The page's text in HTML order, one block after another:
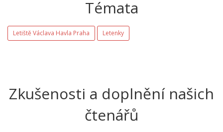
Témata
Letiště Václava Havla Praha Letenky
Zkušenosti a doplnění našich
čtenářů